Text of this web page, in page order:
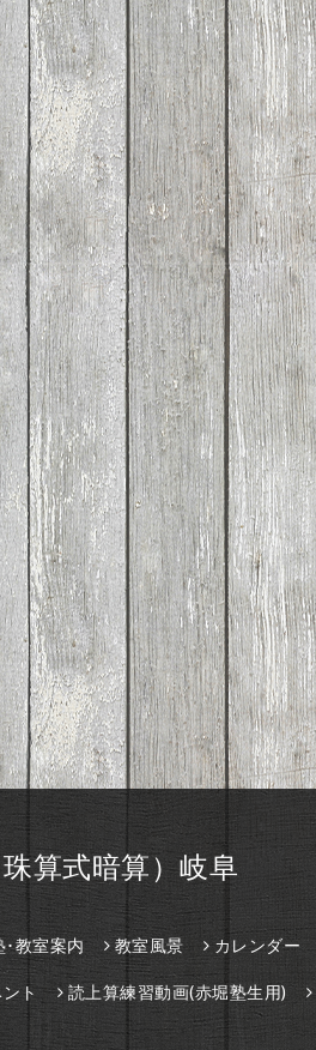
算式暗算）岐阜
･教室案内 教室風景 カレンダー
ト 読上算練習動画(赤堀塾生用)